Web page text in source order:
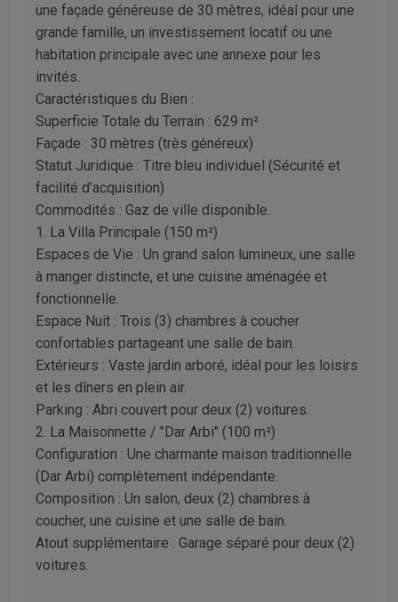
une façade généreuse de 30 mètres, idéal pour une
grande famille, un investissement locatif ou une
habitation principale avec une annexe pour les
invités.
​Caractéristiques du Bien :
​Superficie Totale du Terrain : 629 m²
​Façade : 30 mètres (très généreux)
​Statut Juridique : Titre bleu individuel (Sécurité et
facilité d'acquisition)
​Commodités : Gaz de ville disponible.
​1. La Villa Principale (150 m²)
​Espaces de Vie : Un grand salon lumineux, une salle
à manger distincte, et une cuisine aménagée et
fonctionnelle.
​Espace Nuit : Trois (3) chambres à coucher
confortables partageant une salle de bain.
​Extérieurs : Vaste jardin arboré, idéal pour les loisirs
et les dîners en plein air.
​Parking : Abri couvert pour deux (2) voitures.
​2. La Maisonnette / "Dar Arbi" (100 m²)
​Configuration : Une charmante maison traditionnelle
(Dar Arbi) complètement indépendante.
​Composition : Un salon, deux (2) chambres à
coucher, une cuisine et une salle de bain.
​Atout supplémentaire : Garage séparé pour deux (2)
voitures.